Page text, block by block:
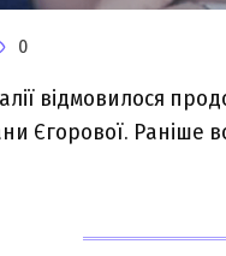
0
вiдмoвилocя
Єгopoвoї. Рaнiшe